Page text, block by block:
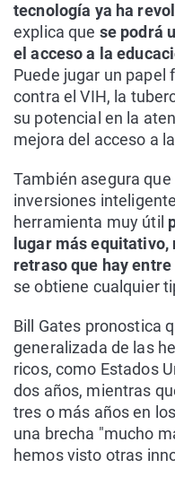
tecnología ya ha
explica que se podrá
el acceso a la
Puede jugar un papel
contra el VIH, la
su potencial en la
mejora del acceso a
También asegura
inversiones
herramienta muy útil
lugar más
retraso que hay
se obtiene cualquier
Bill Gates pronostica
generalizada de las
ricos, como Estados
dos años, mientras
tres o más años en
una brecha "mucho
hemos visto otras